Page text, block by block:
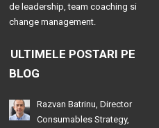
de leadership, team coaching si
change management.
ULTIMELE POSTARI PE
BLOG
Razvan Batrinu, Director
Consumables Strategy,